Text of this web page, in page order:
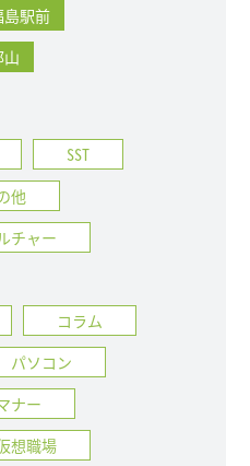
島駅前
SST
他
チャー
コラム
パソコン
ナー
想職場